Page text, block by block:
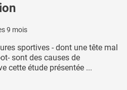
9 mois
sportives - dont une tête mal
sont des causes de
cette étude présentée ...